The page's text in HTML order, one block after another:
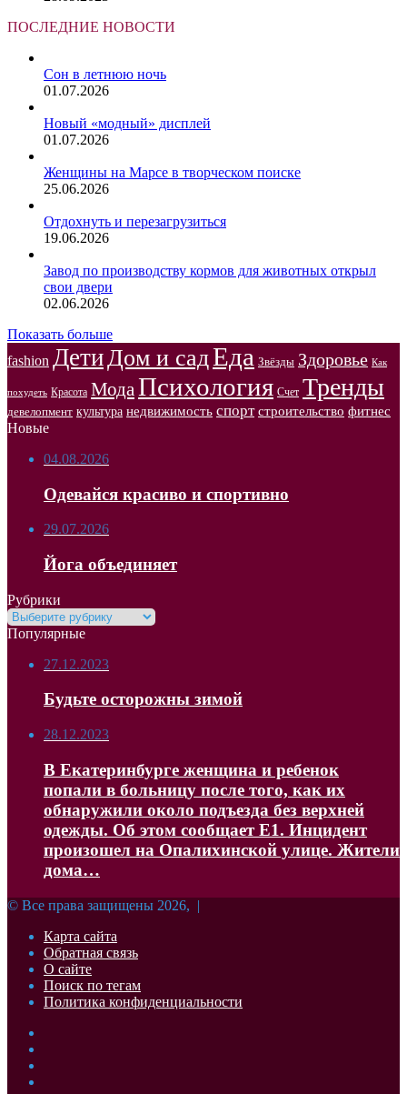
ПОСЛЕДНИЕ НОВОСТИ
Сон в летнюю ночь
01.07.2026
Новый «модный» дисплей
01.07.2026
Женщины на Марсе в творческом поиске
25.06.2026
Отдохнуть и перезагрузиться
19.06.2026
Завод по производству кормов для животных открыл
свои двери
02.06.2026
Показать больше
fashion ДетиДом и садЕда Звёзды Здоровье Как
похудеть Красота Мода Психология Счет Тренды
девелопмент культура недвижимость спорт строительство фитнес
Новые
04.08.2026
Одевайся красиво и спортивно
29.07.2026
Йога объединяет
Рубрики
Рубрики
Популярные
27.12.2023
Будьте осторожны зимой
28.12.2023
В Екатеринбурге женщина и ребенок
попали в больницу после того, как их
обнаружили около подъезда без верхней
одежды. Об этом сообщает Е1. Инцидент
произошел на Опалихинской улице. Жители
дома…
© Все права защищены 2026, |
Карта сайта
Обратная связь
О сайте
Поиск по тегам
Политика конфиденциальности